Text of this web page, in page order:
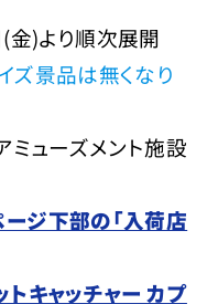
金)より順次展開
ズ景品は無くなり
ミューズメント施設
ジ下部の「入荷店
キャッチャー カプ